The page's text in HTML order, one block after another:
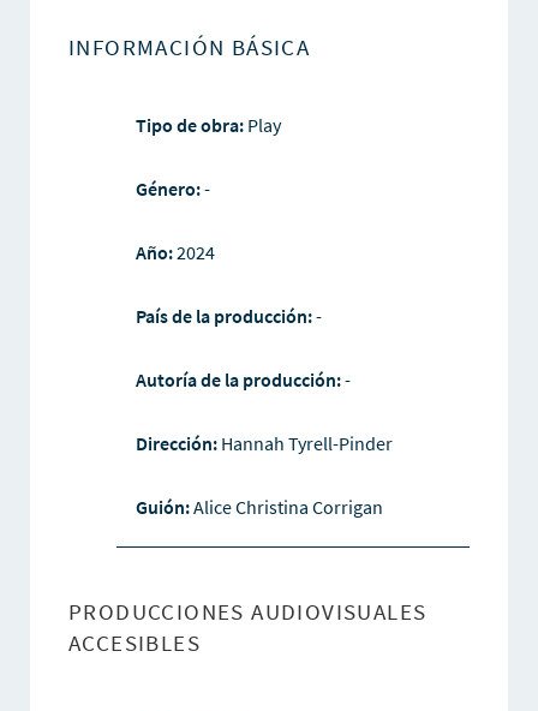
INFORMACIÓN BÁSICA
Tipo de obra:Play
Género:-
Año:2024
País de la producción:-
Autoría de la producción:-
Dirección: Hannah Tyrell-Pinder
Guión:Alice Christina Corrigan
PRODUCCIONES AUDIOVISUALES
ACCESIBLES